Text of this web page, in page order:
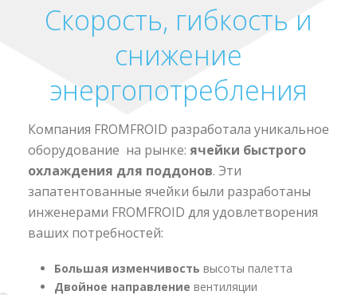
Скорость, гибкость и
снижение
энергопотребления
Компания FROMFROID разработала уникальное
оборудование на рынке: ячейки быстрого
охлаждения для поддонов. Эти
запатентованные ячейки были разработаны
инженерами FROMFROID для удовлетворения
ваших потребностей:
Большая изменчивость высоты палетта
Двойное направление вентиляции